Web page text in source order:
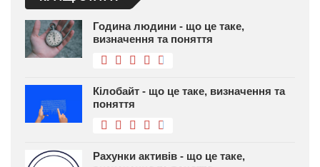
Година людини - що це таке,
визначення та поняття
Кілобайт - що це таке, визначення та
поняття
Рахунки активів - що це таке,